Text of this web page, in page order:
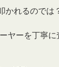
れるのでは
ヤーを丁寧に